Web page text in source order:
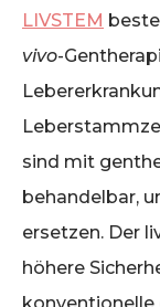
LIVSTEM
vivo-
sind mit
behandelbar,
ersetzen. Der
höhere